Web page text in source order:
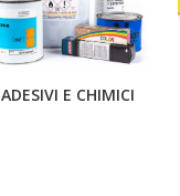
ADESIVI E CHIMICI